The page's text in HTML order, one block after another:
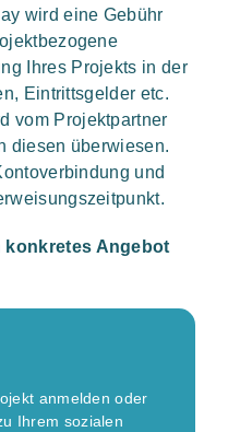
wird eine Gebühr
Ihres Projekts in der
Eintrittsgelder etc.
vom Projektpartner
diesen überwiesen.
und
konkretes Angebot
anmelden oder
Ihrem sozialen